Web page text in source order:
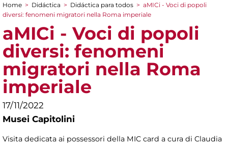
You are here
Home > Didáctica > Didáctica para todos > aMICi - Voci di popoli
diversi: fenomeni migratori nella Roma imperiale
aMICi - Voci di popoli
diversi: fenomeni
migratori nella Roma
imperiale
17/11/2022
Musei Capitolini
Visita dedicata ai possessori della MIC card a cura di Claudia